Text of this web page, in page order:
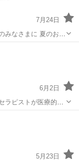
7月24日
に 夏のおす
6月2日
ピストが医療的目
！！こ
無料でご利用できま
5月23日